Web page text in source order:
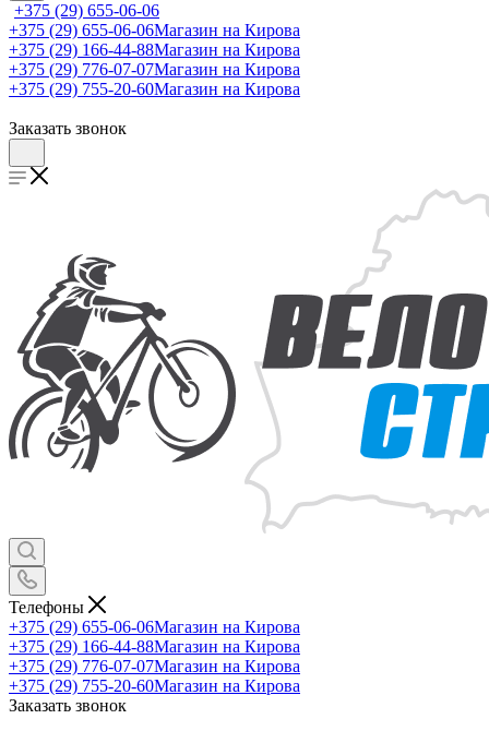
+375 (29) 655-06-06
+375 (29) 655-06-06Магазин на Кирова
+375 (29) 166-44-88Магазин на Кирова
+375 (29) 776-07-07Магазин на Кирова
+375 (29) 755-20-60Магазин на Кирова
Заказать звонок
Телефоны
+375 (29) 655-06-06Магазин на Кирова
+375 (29) 166-44-88Магазин на Кирова
+375 (29) 776-07-07Магазин на Кирова
+375 (29) 755-20-60Магазин на Кирова
Заказать звонок